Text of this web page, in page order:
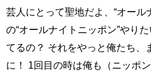
芸人にとって聖地だよ、“オール
の“オールナイトニッポン”やり
てるの？ それをやっと俺たち、
に！ 1回目の時は俺も（ニッポ